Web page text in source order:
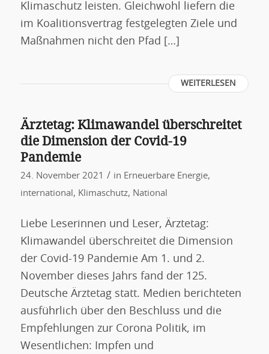
Klimaschutz leisten. Gleichwohl liefern die
im Koalitionsvertrag festgelegten Ziele und
Maßnahmen nicht den Pfad […]
WEITERLESEN
Ärztetag: Klimawandel überschreitet
die Dimension der Covid-19
Pandemie
24. November 2021 / in Erneuerbare Energie,
international , Klimaschutz, National
Liebe Leserinnen und Leser, Ärztetag:
Klimawandel überschreitet die Dimension
der Covid-19 Pandemie Am 1. und 2.
November dieses Jahrs fand der 125.
Deutsche Ärztetag statt. Medien berichteten
ausführlich über den Beschluss und die
Empfehlungen zur Corona Politik, im
Wesentlichen: Impfen und